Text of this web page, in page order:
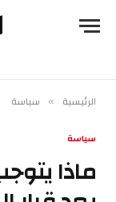
الرئيسية » سياسة
سياسة
ماذا